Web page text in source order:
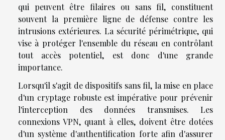
qui peuvent être filaires ou sans fil, constituent
souvent la première ligne de défense contre les
intrusions extérieures. La sécurité périmétrique, qui
vise à protéger l'ensemble du réseau en contrôlant
tout accès potentiel, est donc d'une grande
importance.
Lorsqu'il s'agit de dispositifs sans fil, la mise en place
d'un cryptage robuste est impérative pour prévenir
l'interception des données transmises. Les
connexions VPN, quant à elles, doivent être dotées
d'un système d'authentification forte afin d'assurer